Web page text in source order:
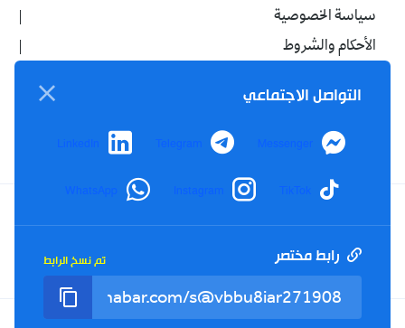
سياسة الخصوصية
الأحكام والشروط
اتصل بنا
من نحن
Facebook
YouTube
TikTok
Twitter
Tel : +213(0)023 31 69 04 - eMail :info@elkhabar.com
التواصل الاجتماعي
Messenger
Telegram
LinkedIn
TikTok
Instagram
WhatsApp
رابط مختصر تم نسخ الرابط